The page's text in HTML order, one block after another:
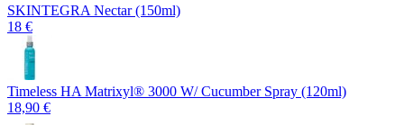
SKINTEGRA Nectar (150ml)
18 €
Timeless HA Matrixyl®️ 3000 W/ Cucumber Spray (120ml)
18,90 €